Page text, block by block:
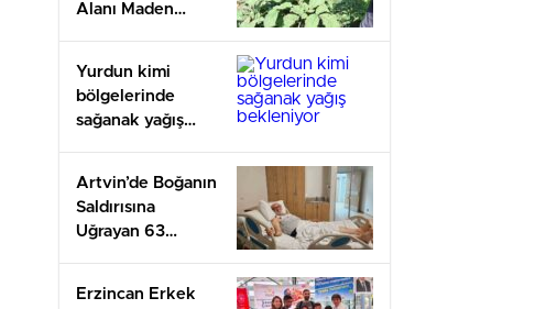
Alanı Maden
Yurdun kimi
bölgelerinde
sağanak yağış
Artvin’de Boğanın
Saldırısına
Uğrayan 63
Erzincan Erkek